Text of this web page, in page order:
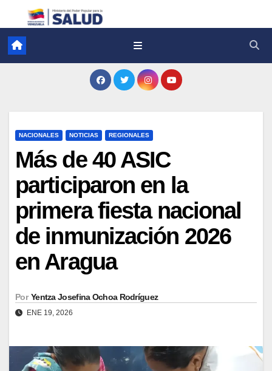
NACIONALES NOTICIAS REGIONALES
Más de 40 ASIC
participaron en la
primera fiesta nacional
de inmunización 2026
en Aragua
Por Yentza Josefina Ochoa Rodríguez
ENE 19, 2026